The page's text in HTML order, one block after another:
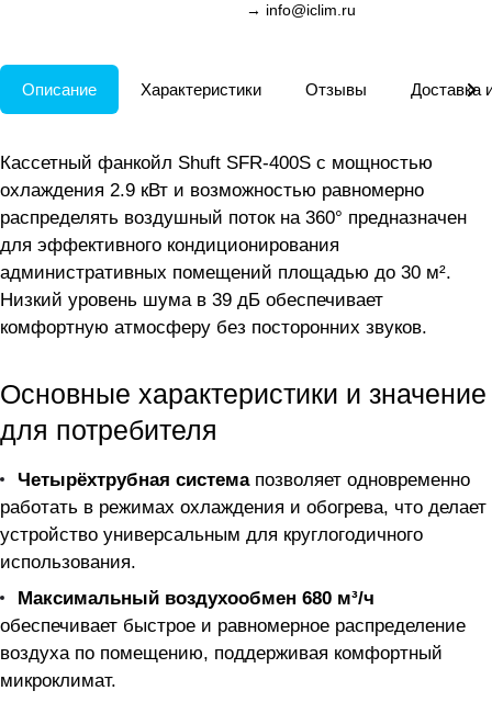
→ info@iclim.ru
Описание Характеристики Отзывы Доставка
Кассетный фанкойл Shuft SFR-400S с мощностью
охлаждения 2.9 кВт и возможностью равномерно
распределять воздушный поток на 360° предназначен
для эффективного кондиционирования
административных помещений площадью до 30 м².
Низкий уровень шума в 39 дБ обеспечивает
комфортную атмосферу без посторонних звуков.
Основные характеристики и значение
для потребителя
Четырёхтрубная системапозволяет одновременно
работать в режимах охлаждения и обогрева, что делает
устройство универсальным для круглогодичного
использования.
Максимальный воздухообмен 680 м³/ч
обеспечивает быстрое и равномерное распределение
воздуха по помещению, поддерживая комфортный
микроклимат.